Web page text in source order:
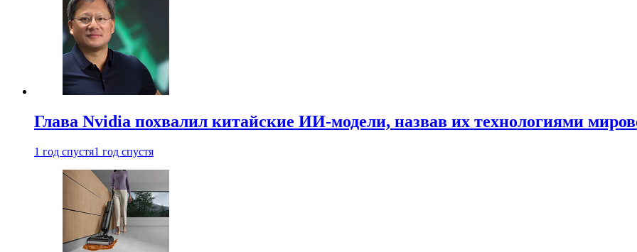
Глава Nvidia похвалил китайские ИИ-модели, назвав их технологиями
1 год спустя1 год спустя